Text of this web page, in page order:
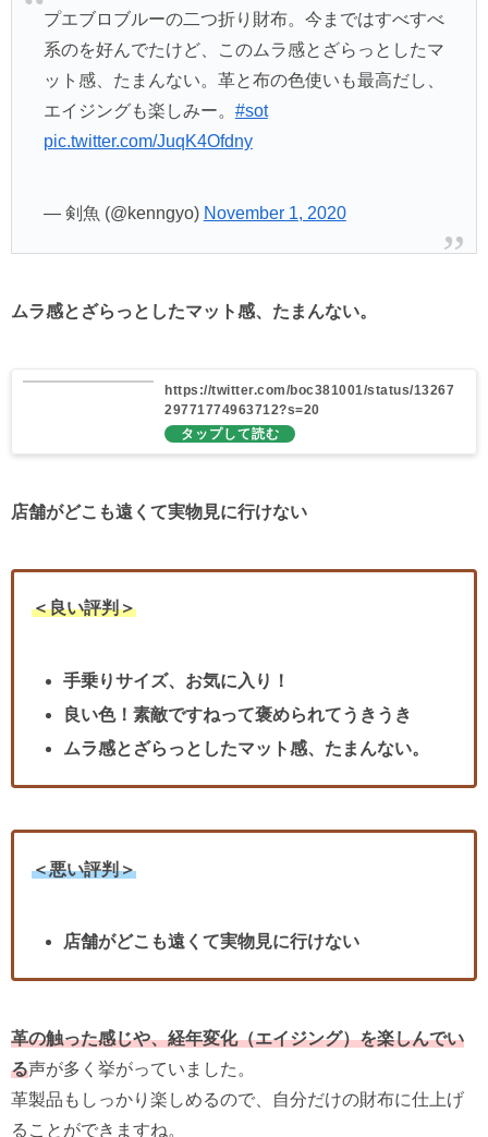
プエブロブルーの二つ折り財布。今まではすべすべ
系のを好んでたけど、このムラ感とざらっとしたマ
ット感、たまんない。革と布の色使いも最高だし、
エイジングも楽しみー。 #sot
pic.twitter.com/JuqK4Ofdny
— 剣魚 (@kenngyo) November 1, 2020
ムラ感とざらっとしたマット感、たまんない。
https://twitter.com/boc381001/status/13267
29771774963712?s=20
店舗がどこも遠くて実物見に行けない
＜良い評判＞
手乗りサイズ、お気に入り！
良い色！素敵ですねって褒められてうきうき
ムラ感とざらっとしたマット感、たまんない。
＜悪い評判＞
店舗がどこも遠くて実物見に行けない
革の触った感じや、経年変化（エイジング）を楽しんでい
る声が多く挙がっていました。
革製品もしっかり楽しめるので、自分だけの財布に仕上げ
ることができますね。